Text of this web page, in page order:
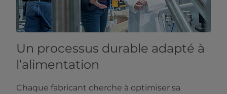
Un processus durable adapté à
l’alimentation
Chaque fabricant cherche à optimiser sa